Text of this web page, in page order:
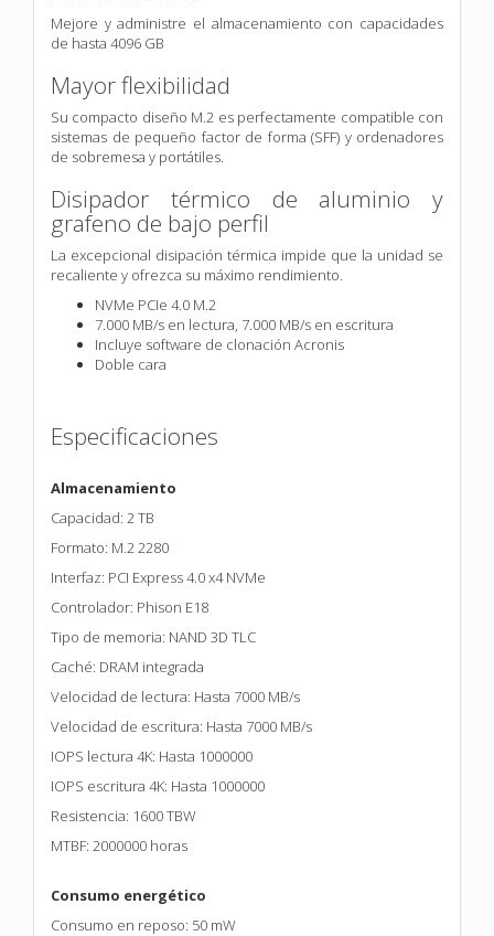
Mejore y administre el almacenamiento con capacidades
de hasta 4096 GB
Mayor flexibilidad
Su compacto diseño M.2 es perfectamente compatible con
sistemas de pequeño factor de forma (SFF) y ordenadores
de sobremesa y portátiles.
Disipador térmico de aluminio y
grafeno de bajo perfil
La excepcional disipación térmica impide que la unidad se
recaliente y ofrezca su máximo rendimiento.
NVMe PCIe 4.0 M.2
7.000 MB/s en lectura, 7.000 MB/s en escritura
Incluye software de clonación Acronis
Doble cara
Especificaciones
Almacenamiento
Capacidad: 2 TB
Formato: M.2 2280
Interfaz: PCI Express 4.0 x4 NVMe
Controlador: Phison E18
Tipo de memoria: NAND 3D TLC
Caché: DRAM integrada
Velocidad de lectura: Hasta 7000 MB/s
Velocidad de escritura: Hasta 7000 MB/s
IOPS lectura 4K: Hasta 1000000
IOPS escritura 4K: Hasta 1000000
Resistencia: 1600 TBW
MTBF: 2000000 horas
Consumo energético
Consumo en reposo: 50 mW